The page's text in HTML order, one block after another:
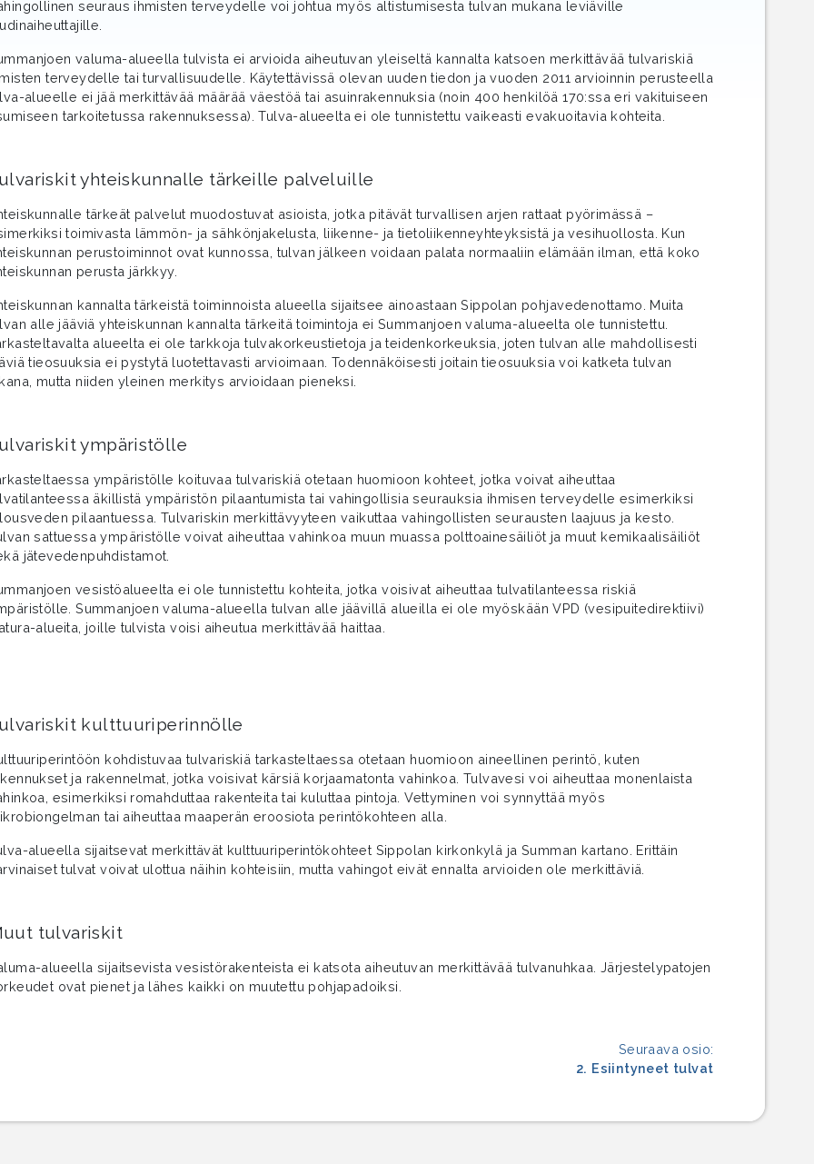
seuraus ihmisten terveydelle voi johtua myös altistumisesta tulvan mukana leviäville
valuma-alueella tulvista ei arvioida aiheutuvan yleiseltä kannalta katsoen merkittävää tulvariskiä
terveydelle tai turvallisuudelle. Käytettävissä olevan uuden tiedon ja vuoden 2011 arvioinnin perusteella
alueelle ei jää merkittävää määrää väestöä tai asuinrakennuksia (noin 400 henkilöä 170:ssa eri vakituiseen
tarkoitetussa rakennuksessa). Tulva-alueelta ei ole tunnistettu vaikeasti evakuoitavia kohteita.
yhteiskunnalle tärkeille palveluille
tärkeät palvelut muodostuvat asioista, jotka pitävät turvallisen arjen rattaat pyörimässä –
toimivasta lämmön- ja sähkönjakelusta, liikenne- ja tietoliikenneyhteyksistä ja vesihuollosta. Kun
perustoiminnot ovat kunnossa, tulvan jälkeen voidaan palata normaaliin elämään ilman, että koko
perusta järkkyy.
kannalta tärkeistä toiminnoista alueella sijaitsee ainoastaan Sippolan pohjavedenottamo. Muita
alle jääviä yhteiskunnan kannalta tärkeitä toimintoja ei Summanjoen valuma-alueelta ole tunnistettu.
alueelta ei ole tarkkoja tulvakorkeustietoja ja teidenkorkeuksia, joten tulvan alle mahdollisesti
tieosuuksia ei pystytä luotettavasti arvioimaan. Todennäköisesti joitain tieosuuksia voi katketa tulvan
mutta niiden yleinen merkitys arvioidaan pieneksi.
ympäristölle
ympäristölle koituvaa tulvariskiä otetaan huomioon kohteet, jotka voivat aiheuttaa
äkillistä ympäristön pilaantumista tai vahingollisia seurauksia ihmisen terveydelle esimerkiksi
pilaantuessa. Tulvariskin merkittävyyteen vaikuttaa vahingollisten seurausten laajuus ja kesto.
sattuessa ympäristölle voivat aiheuttaa vahinkoa muun muassa polttoainesäiliöt ja muut kemikaalisäiliöt
jätevedenpuhdistamot.
vesistöalueelta ei ole tunnistettu kohteita, jotka voisivat aiheuttaa tulvatilanteessa riskiä
Summanjoen valuma-alueella tulvan alle jäävillä alueilla ei ole myöskään VPD (vesipuitedirektiivi)
alueita, joille tulvista voisi aiheutua merkittävää haittaa.
kulttuuriperinnölle
kohdistuvaa tulvariskiä tarkasteltaessa otetaan huomioon aineellinen perintö, kuten
ja rakennelmat, jotka voisivat kärsiä korjaamatonta vahinkoa. Tulvavesi voi aiheuttaa monenlaista
esimerkiksi romahduttaa rakenteita tai kuluttaa pintoja. Vettyminen voi synnyttää myös
tai aiheuttaa maaperän eroosiota perintökohteen alla.
alueella sijaitsevat merkittävät kulttuuriperintökohteet Sippolan kirkonkylä ja Summan kartano. Erittäin
tulvat voivat ulottua näihin kohteisiin, mutta vahingot eivät ennalta arvioiden ole merkittäviä.
tulvariskit
alueella sijaitsevista vesistörakenteista ei katsota aiheutuvan merkittävää tulvanuhkaa. Järjestelypatojen
ovat pienet ja lähes kaikki on muutettu pohjapadoiksi.
Seuraava osio:
2. Esiintyneet tulvat